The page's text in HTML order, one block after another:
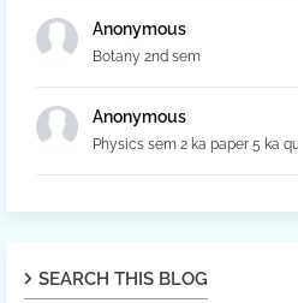
Anonymous
Botany 2nd sem
Anonymous
Physics sem 2 ka paper 5 ka
SEARCH THIS BLOG